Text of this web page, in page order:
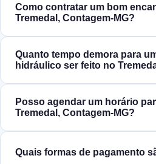
Como contratar um bom
Tremedal, Contagem‑MG?
Quanto tempo demora para
hidráulico ser feito no
Posso agendar um horário
Tremedal, Contagem‑MG?
Quais formas de pagamento